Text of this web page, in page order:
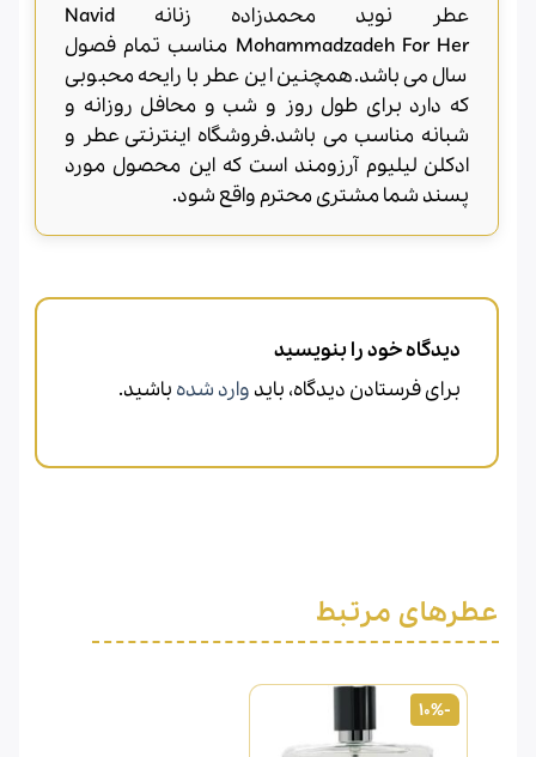
عطر نوید محمدزاده زنانه Navid
Mohammadzadeh For Her مناسب تمام فصول
سال می باشد.همچنین این عطر با رایحه محبوبی
که دارد برای طول روز و شب و محافل روزانه و
شبانه مناسب می باشد.فروشگاه اینترنتی عطر و
ادکلن لیلیوم آرزومند است که این محصول مورد
پسند شما مشتری محترم واقع شود.
دیدگاه خود را بنویسید
برای فرستادن دیدگاه، باید وارد شده باشید.
عطرهای مرتبط
-10%